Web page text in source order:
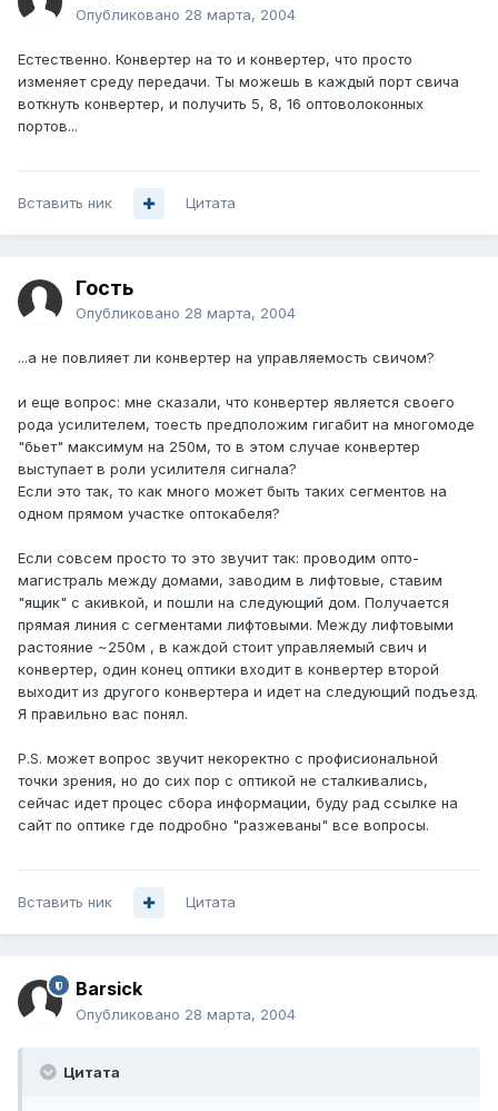
Опубликовано 28 марта, 2004
Естественно. Конвертер на то и конвертер, что просто
изменяет среду передачи. Ты можешь в каждый порт свича
воткнуть конвертер, и получить 5, 8, 16 оптоволоконных
портов...
Вставить ник Цитата
Гость
Опубликовано 28 марта, 2004
...а не повлияет ли конвертер на управляемость свичом?
и еще вопрос: мне сказали, что конвертер является своего
рода усилителем, тоесть предположим гигабит на многомоде
"бьет" максимум на 250м, то в этом случае конвертер
выступает в роли усилителя сигнала?
Если это так, то как много может быть таких сегментов на
одном прямом участке оптокабеля?
Если совсем просто то это звучит так: проводим опто-
магистраль между домами, заводим в лифтовые, ставим
"ящик" с акивкой, и пошли на следующий дом. Получается
прямая линия с сегментами лифтовыми. Между лифтовыми
растояние ~250м , в каждой стоит управляемый свич и
конвертер, один конец оптики входит в конвертер второй
выходит из другого конвертера и идет на следующий подъезд.
Я правильно вас понял.
P.S. может вопрос звучит некоректно с профисиональной
точки зрения, но до сих пор с оптикой не сталкивались,
сейчас идет процес сбора информации, буду рад ссылке на
сайт по оптике где подробно "разжеваны" все вопросы.
Вставить ник Цитата
Barsick
Опубликовано 28 марта, 2004
Цитата